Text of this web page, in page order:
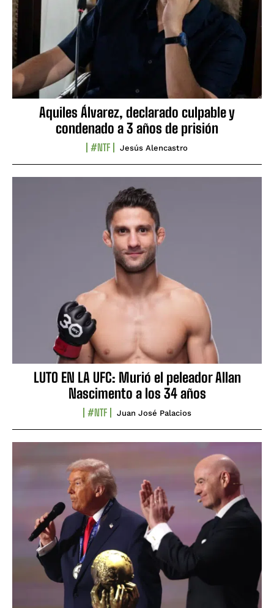
Aquiles Álvarez, declarado culpable y
condenado a 3 años de prisión
#NTF Jesús Alencastro
LUTO EN LA UFC: Murió el peleador Allan
Nascimento a los 34 años
#NTF Juan José Palacios